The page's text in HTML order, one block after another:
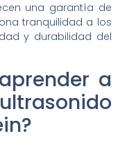
una garantía de
tranquilidad a los
y durabilidad del
a